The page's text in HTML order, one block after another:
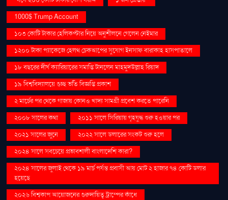
1000$ Trump Account
১০৩ কোটি টাকার হেলিকপ্টার নিয়ে অনুশীলনে গেলেন নেইমার
১২০০ টাকা প্যাকেজে হেলথ চেকআপের সুযোগ ইনসাফ বারাকাহ হাসপাতালে
১৮ বছরের দীর্ঘ ক্যারিয়ারের সমাপ্তি টানলেন মাহমুদউল্লাহ রিয়াদ
১৯ বিশ্ববিদ্যালয়ে গুচ্ছ ভর্তি বিজ্ঞপ্তি প্রকাশ
২ মার্চের পর থেকে গাজায় কোনও খাদ্য সামগ্রী প্রবেশ করতে পারেনি
২০০৮ সালের কথা
২০১১ সালে সিরিয়ায় গৃহযুদ্ধ শুরু হওয়ার পর
২০২১ সালের জুনে
২০২২ সালে ডলারের সংকট শুরু হলে
২০২৪ সালে সবচেয়ে প্রভাবশালী বাংলাদেশি কারা?
২০২৪ সালের জুলাই থেকে ১৯ মার্চ পর্যন্ত প্রবাসী আয় মোট ২ হাজার ৭৪ কোটি ডলার
হয়েছে
২০২৬ বিশ্বকাপ আয়োজনের গুরুদায়িত্ব ট্রাম্পের কাঁধে